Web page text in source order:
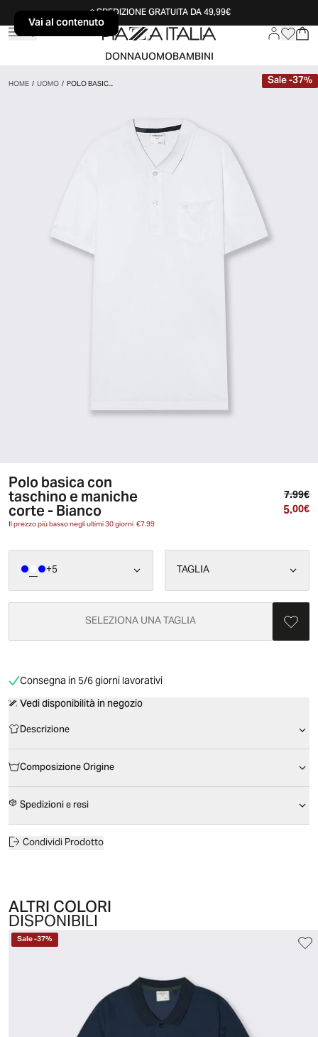
Vai al contenutoSPEDIZIONE GRATUITA DA 49,99€
DONNAUOMOBAMBINI
HOME/UOMO/POLO BASIC... Sale-37%
Polo basica con
taschino e maniche
corte - Bianco
Il prezzo più basso negli ultimi 30 giorni€7.99
7.99€
5.00€
+5 TAGLIA
SELEZIONA UNA TAGLIA
Consegna in 5/6 giorni lavorativi
Vedi disponibilità in negozio
Descrizione
Composizione Origine
Spedizioni e resi
Condividi Prodotto
ALTRI COLORI
DISPONIBILI
Sale-37%
Vai al contenuto